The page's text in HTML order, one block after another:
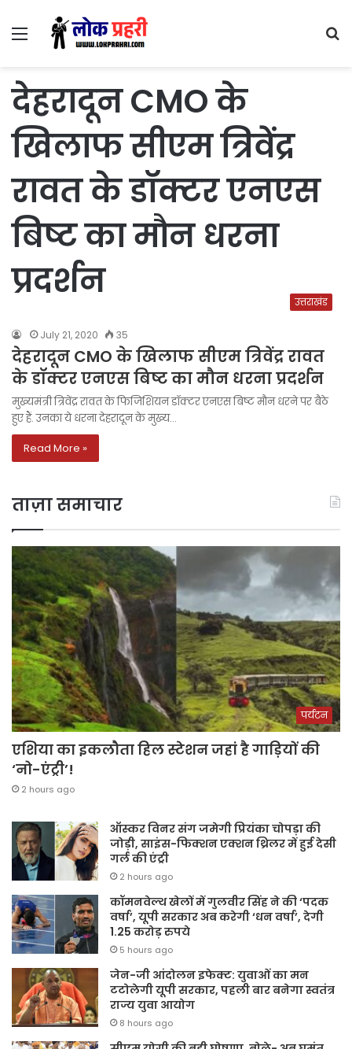
Menu
देहरादून CMO के
खिलाफ सीएम त्रिवेंद्र
रावत के डॉक्टर एनएस
बिष्ट का मौन धरना
प्रदर्शन
उत्तराखंड
July 21, 2020 35
देहरादून CMO के खिलाफ सीएम त्रिवेंद्र रावत
के डॉक्टर एनएस बिष्ट का मौन धरना प्रदर्शन
मुख्यमंत्री त्रिवेंद्र रावत के फिजिशियन डॉक्टर एनएस बिष्ट मौन धरने पर बैठे
हुए हैं. उनका ये धरना देहरादून के मुख्य…
Read More »
ताज़ा समाचार
पर्यटन
एशिया का इकलौता हिल स्टेशन जहां है गाड़ियों की
‘नो-एंट्री’!
2 hours ago
ऑस्कर विनर संग जमेगी प्रियंका चोपड़ा की
जोड़ी, साइंस-फिक्शन एक्शन थ्रिलर में हुई देसी
गर्ल की एंट्री
2 hours ago
कॉमनवेल्थ खेलों में गुलवीर सिंह ने की ‘पदक
वर्षा’, यूपी सरकार अब करेगी ‘धन वर्षा’, देगी
1.25 करोड़ रुपये
5 hours ago
जेन-जी आंदोलन इफेक्ट: युवाओं का मन
टटोलेगी यूपी सरकार, पहली बार बनेगा स्वतंत्र
राज्य युवा आयोग
8 hours ago